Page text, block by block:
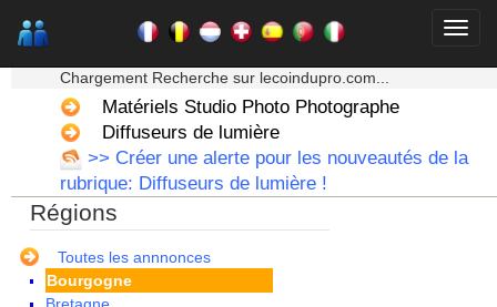
Chargement Recherche sur lecoindupro.com...
Matériels Studio Photo Photographe
Diffuseurs de lumière
>> Créer une alerte pour les nouveautés de la
rubrique: Diffuseurs de lumière !
Régions
Toutes les annnonces
Alsace
Aquitaine
Auvergne
Basse Normandie
Bourgogne